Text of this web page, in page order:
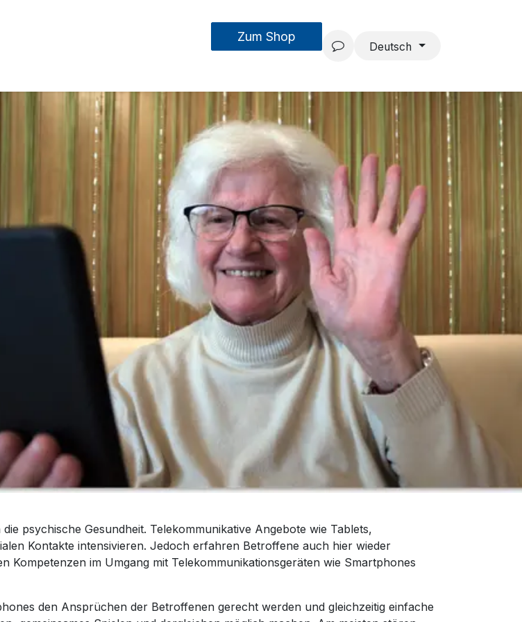
IntegraMouseAIR Forschung & Entwicklung
Zum Shop
Deutsch
psychische Gesundheit. Telekommunikative Angebote wie Tablets,
Kontakte intensivieren. Jedoch erfahren Betroffene auch hier wieder
Kompetenzen im Umgang mit Telekommunikationsgeräten wie Smartphones
den Ansprüchen der Betroffenen gerecht werden und gleichzeitig einfache